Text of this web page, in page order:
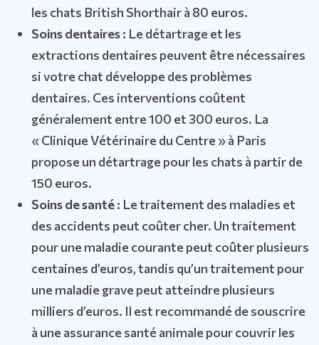
les chats British Shorthair à 80 euros.
Soins dentaires : Le détartrage et les
extractions dentaires peuvent être nécessaires
si votre chat développe des problèmes
dentaires. Ces interventions coûtent
généralement entre 100 et 300 euros. La
« Clinique Vétérinaire du Centre » à Paris
propose un détartrage pour les chats à partir de
150 euros.
Soins de santé : Le traitement des maladies et
des accidents peut coûter cher. Un traitement
pour une maladie courante peut coûter plusieurs
centaines d’euros, tandis qu’un traitement pour
une maladie grave peut atteindre plusieurs
milliers d’euros. Il est recommandé de souscrire
à une assurance santé animale pour couvrir les